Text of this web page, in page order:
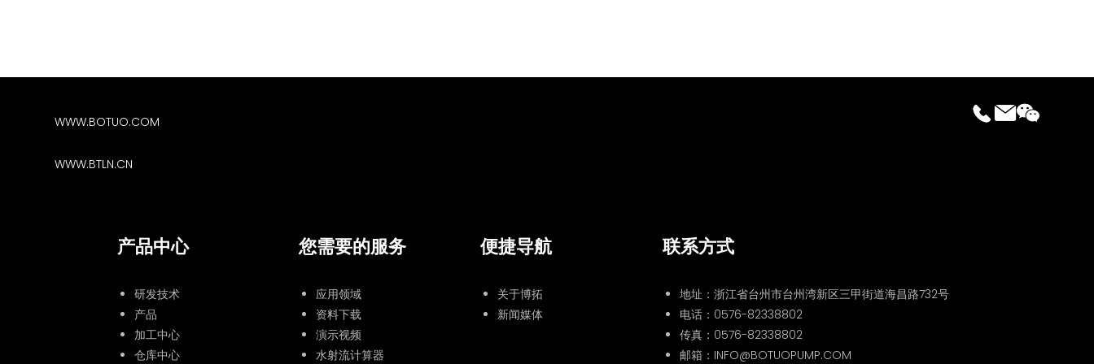
WWW.BOTUO.COM
WWW.BTLN.CN
产品中心
研发技术
产品
加工中心
仓库中心
您需要的服务
应用领域
资料下载
演示视频
水射流计算器
便捷导航
关于博拓
新闻媒体
联系方式
地址：浙江省台州市台州湾新区三甲街道海昌路732号
电话： 0576-82338802
传真：0576-82338802
邮箱：INFO@BOTUOPUMP.COM